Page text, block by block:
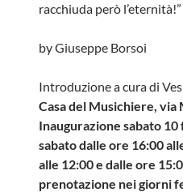
racchiuda però l’eternità!”
by Giuseppe Borsoi
Introduzione a cura di
Casa del Musichiere, via
Inaugurazione sabato
sabato dalle ore 16:00
alle 12:00 e dalle ore
prenotazione nei giorni